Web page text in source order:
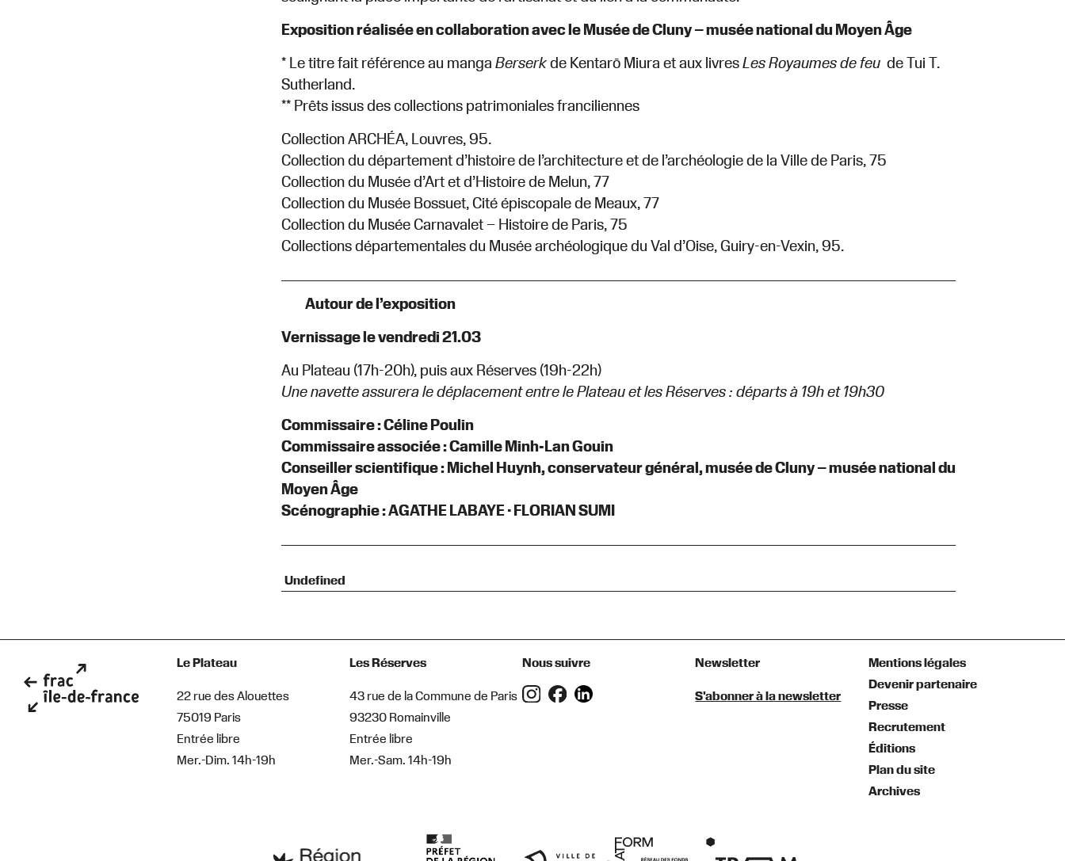
Exposition réalisée en collaboration avec le Musée de Cluny – musée national du Moyen Âge
* Le titre fait référence au manga Berserkde Kentarō Miura et aux livresLes Royaumes de feu de Tui T.
Sutherland.
** Prêts issus des collections patrimoniales franciliennes
Collection ARCHÉA, Louvres, 95.
Collection du département d’histoire de l’architecture et de l’archéologie de la Ville de Paris, 75
Collection du Musée d’Art et d’Histoire de Melun, 77
Collection du Musée Bossuet, Cité épiscopale de Meaux, 77
Collection du Musée Carnavalet – Histoire de Paris, 75
Collections départementales du Musée archéologique du Val d’Oise, Guiry-en-Vexin, 95.
Autour de l’exposition
Vernissage le vendredi 21.03
Au Plateau (17h-20h), puis aux Réserves (19h-22h)
Une navette assurera le déplacement entre le Plateau et les Réserves : départs à 19h et 19h30
Commissaire : Céline Poulin
Commissaire associée : Camille Minh-Lan Gouin
Conseiller scientifique : Michel Huynh, conservateur général, musée de Cluny – musée national du
Moyen Âge
Scénographie : AGATHE LABAYE • FLORIAN SUMI
Undefined
Le Plateau
22 rue des Alouettes
75019 Paris
Entrée libre
Mer.-Dim. 14h-19h
Les Réserves
43 rue de la Commune de Paris
93230 Romainville
Entrée libre
Mer.-Sam. 14h-19h
Nous suivre Newsletter
S'abonner à la newsletter
Mentions légales
Devenir partenaire
Presse
Recrutement
Éditions
Plan du site
Archives